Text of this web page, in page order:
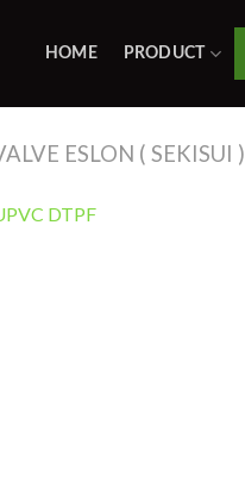
HOME PRODUCT
ESLON ( SEKISUI )